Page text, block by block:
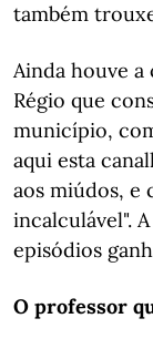
também
Ainda houve a
Régio que
município,
aqui esta
aos miúdos, e
incalculável".
episódios
O professor